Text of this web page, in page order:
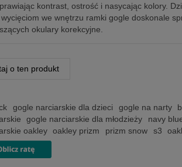
kontrast, ostrość i nasycając kolory.
we wnętrzu ramki gogle doskonale
okulary korekcyjne.
o ten produkt
gogle narciarskie dla dzieci gogle na narty
gogle narciarskie dla młodzieży
navy
oakley oakley prizm prizm snow s3